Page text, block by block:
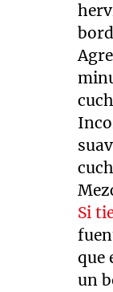
Si
que
un